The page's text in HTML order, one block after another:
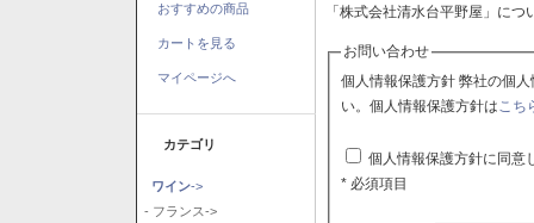
おすすめの商品
カートを見る
マイページへ
カテゴリ
ワイン->
- フランス->
「株式会社清水台平野屋」に
お問い合わせ
個人情報保護方針 弊社の個人情報保護方針に同意される場合はチェックボックスをクリックしてくださ
い。個人情報保護方針はこち
個人情報保護方針に同意
* 必須項目